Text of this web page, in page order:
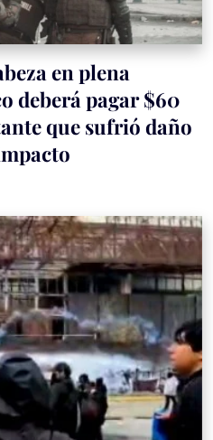
en plena
deberá pagar $60
que sufrió daño